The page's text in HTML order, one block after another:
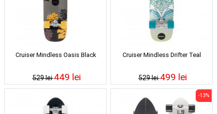
Cruiser Mindless Oasis Black
529 lei449 lei
Cruiser Mindless Drifter Teal
529 lei499 lei
-13%